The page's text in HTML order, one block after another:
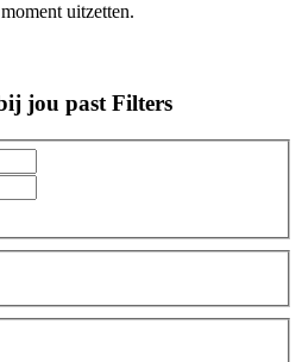
uitzetten.
jou past Filters